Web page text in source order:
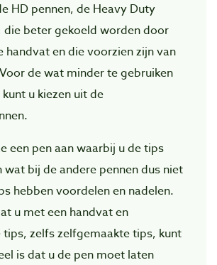
HD pennen, de Heavy Duty
die beter gekoeld worden door
handvat en die voorzien zijn van
de wat minder te gebruiken
u kiezen uit de
een pen aan waarbij u de tips
wat bij de andere pennen dus niet
hebben voordelen en nadelen.
u met een handvat en
tips, zelfs zelfgemaakte tips, kunt
is dat u de pen moet laten